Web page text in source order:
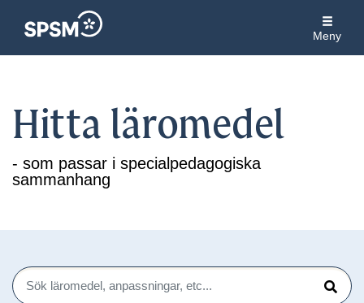
Meny
Hitta läromedel
- som passar i specialpedagogiska
sammanhang
Sök
Sök